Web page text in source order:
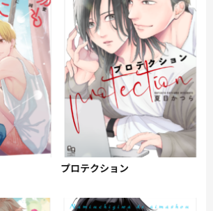
プロテクション